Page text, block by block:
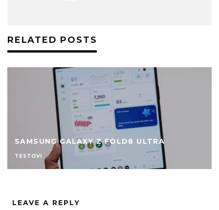
RELATED POSTS
MUSICAL FIDELITY M6XI
TESTOVI
LEAVE A REPLY